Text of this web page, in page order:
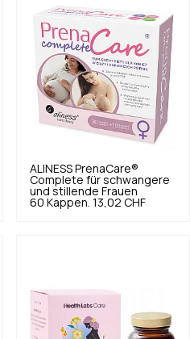
ALINESS PrenaCare®
Complete für schwangere
und stillende Frauen
60 Kappen. 13,02 CHF